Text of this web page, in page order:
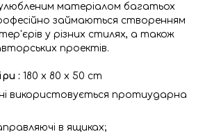
матеріалом багатьох
займаються створенням
у різних стилях, а також
проектів.
: 180 x 80 x 50 cm
використовується протиударна
в ящиках;